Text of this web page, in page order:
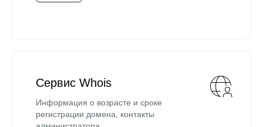
Сервис Whois
Информация о возрасте и сроке
регистрации домена, контакты